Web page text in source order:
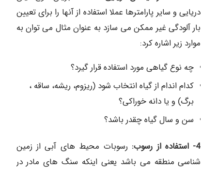
دریایی و سایر پارامترها عملا استفاده از آنها را برای تعیین
بار آلودگی غیر ممکن می سازد به عنوان مثال می توان به
موارد زیر اشاره کرد:
چه نوع گیاهی مورد استفاده قرار گیرد؟
کدام اندام از گیاه انتخاب شود (ریزوم، ریشه، ساقه ،
برگ) و یا دانه خوراکی؟
سن و سال گیاه چقدر باشد؟
4- استفاده از رسوب:
رسوبات محیط های آبی از زمین
شناسی منطقه می باشد یعنی اینکه سنگ های مادر در